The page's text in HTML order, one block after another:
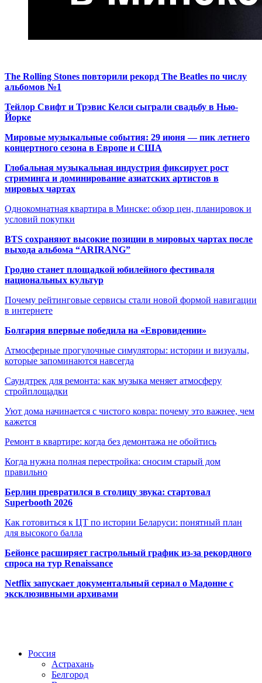
The Rolling Stones повторили рекорд The Beatles по числу
альбомов №1
Тейлор Свифт и Трэвис Келси сыграли свадьбу в Нью-
Йорке
Мировые музыкальные события: 29 июня — пик летнего
концертного сезона в Европе и США
Глобальная музыкальная индустрия фиксирует рост
стриминга и доминирование азиатских артистов в
мировых чартах
Однокомнатная квартира в Минске: обзор цен, планировок и
условий покупки
BTS сохраняют высокие позиции в мировых чартах после
выхода альбома “ARIRANG”
Гродно станет площадкой юбилейного фестиваля
национальных культур
Почему рейтинговые сервисы стали новой формой навигации
в интернете
Болгария впервые победила на «Евровидении»
Атмосферные прогулочные симуляторы: истории и визуалы,
которые запоминаются навсегда
Саундтрек для ремонта: как музыка меняет атмосферу
стройплощадки
Уют дома начинается с чистого ковра: почему это важнее, чем
кажется
Ремонт в квартире: когда без демонтажа не обойтись
Когда нужна полная перестройка: сносим старый дом
правильно
Берлин превратился в столицу звука: стартовал
Superbooth 2026
Как готовиться к ЦТ по истории Беларуси: понятный план
для высокого балла
Бейонсе расширяет гастрольный график из-за рекордного
спроса на тур Renaissance
Netflix запускает документальный сериал о Мадонне с
эксклюзивными архивами
Россия
Астрахань
Белгород